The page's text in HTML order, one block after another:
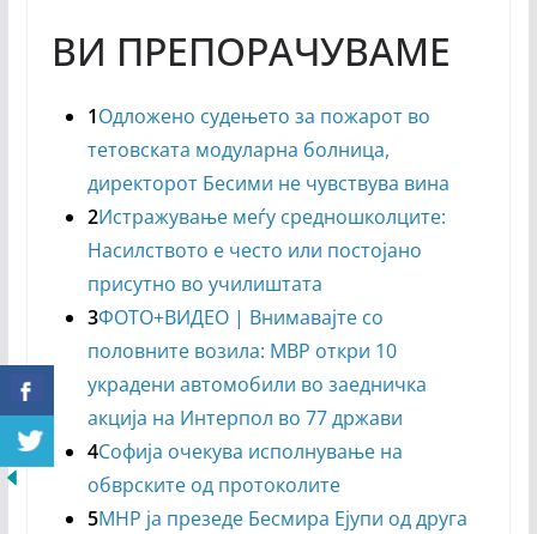
ВИ ПРЕПОРАЧУВАМЕ
1Одложено судењето за пожарот во
тетовската модуларна болница,
директорот Бесими не чувствува вина
2Истражување меѓу средношколците:
Насилството е често или постојано
присутно во училиштата
3ФОТО+ВИДЕО | Внимавајте со
половните возила: МВР откри 10
украдени автомобили во заедничка
акција на Интерпол во 77 држави
4Софија очекува исполнување на
обврските од протоколите
5МНР ја презеде Бесмира Ејупи од друга